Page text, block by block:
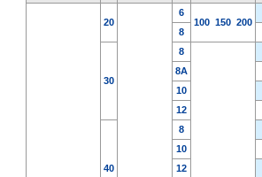
20
6
100 150 200
8
30
8
8A
10
12
40
8
10
12